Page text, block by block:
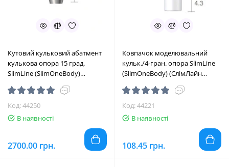
Кутовий кульковий абатмент
кулькова опора 15 град.
SlimLine (SlimOneBody)
(СлімЛайн (СлімВанБоді)) №
IBA153420, 1шт вис.= 7.0 мм;
вис.ясен.= 2.0 мм (Dentium/
Дентіум)
Код: 44250
В наявності
2700.00 грн.
Ковпачок моделювальний
кульк./4-гран. опора SlimLine
(SlimOneBody) (СлімЛайн
(СлімВанБоді)) № BIC3L, 1шт
діам.= 4.05 мм; вис.= 4.3 мм
(Dentium/Дентіум)
Код: 44221
В наявності
108.45 грн.